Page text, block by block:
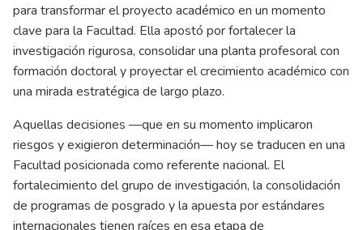
para transformar el proyecto académico en un momento
clave para la Facultad. Ella apostó por fortalecer la
investigación rigurosa, consolidar una planta profesoral con
formación doctoral y proyectar el crecimiento académico con
una mirada estratégica de largo plazo.
Aquellas decisiones —que en su momento implicaron
riesgos y exigieron determinación— hoy se traducen en una
Facultad posicionada como referente nacional. El
fortalecimiento del grupo de investigación, la consolidación
de programas de posgrado y la apuesta por estándares
internacionales tienen raíces en esa etapa de